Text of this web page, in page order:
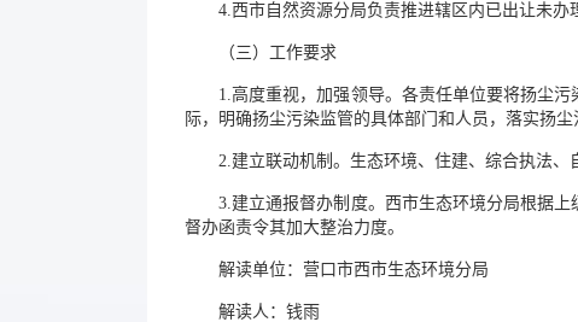
4.西市自然资源分局负责推进辖区内已出让未办
（三）工作要求
1.高度重视，加强领导。各责任单位要将扬尘
际，明确扬尘污染监管的具体部门和人员，落实扬
2.建立联动机制。生态环境、住建、综合执法
3.建立通报督办制度。西市生态环境分局根据
督办函责令其加大整治力度。
解读单位：营口市西市生态环境分局
解读人：钱雨